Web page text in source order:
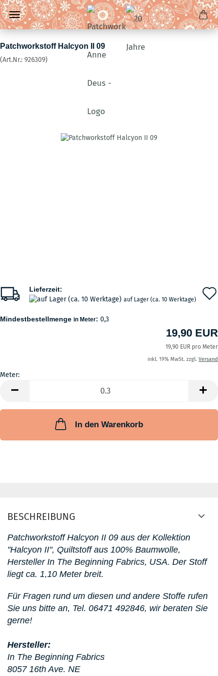
Patchworkstoff Halcyon II 09
(Art.Nr.: 926309)
Lieferzeit:
auf Lager (ca. 10 Werktage)
Mindestbestellmenge in Meter: 0,3
19,90 EUR
19,90 EUR pro Meter
inkl. 19% MwSt. zzgl. Versand
Meter:
In den Warenkorb
BESCHREIBUNG
Patchworkstoff Halcyon II 09 aus der Kollektion
"Halcyon II", Quiltstoff aus 100% Baumwolle,
Hersteller In The Beginning Fabrics, USA. Der Stoff
liegt ca. 1,10 Meter breit.
Für Fragen rund um diesen und andere Stoffe rufen
Sie uns bitte an, Tel. 06471 492846, wir beraten Sie
gerne!
Hersteller:
In The Beginning Fabrics
8057 16th Ave. NE